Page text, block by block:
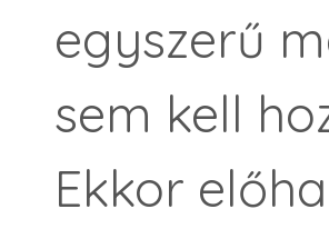
egyszerű
sem kell
Ekkor